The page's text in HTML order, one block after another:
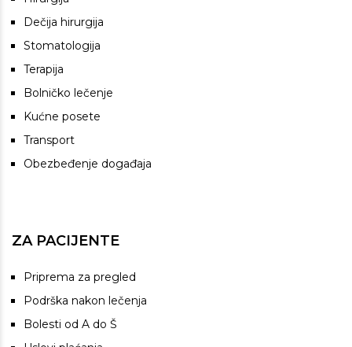
Dečija hirurgija
Stomatologija
Terapija
Bolničko lečenje
Kućne posete
Transport
Obezbeđenje događaja
ZA PACIJENTE
Priprema za pregled
Podrška nakon lečenja
Bolesti od A do Š